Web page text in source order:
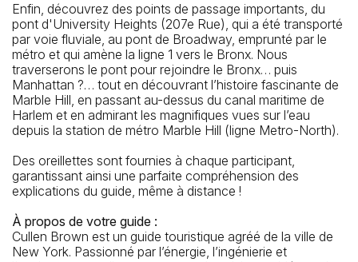
Enfin, découvrez des points de passage importants, du
pont d'University Heights (207e Rue), qui a été transporté
par voie fluviale, au pont de Broadway, emprunté par le
métro et qui amène la ligne 1 vers le Bronx. Nous
traverserons le pont pour rejoindre le Bronx… puis
Manhattan ?… tout en découvrant l’histoire fascinante de
Marble Hill, en passant au-dessus du canal maritime de
Harlem et en admirant les magnifiques vues sur l’eau
depuis la station de métro Marble Hill (ligne Metro-North).
Des oreillettes sont fournies à chaque participant,
garantissant ainsi une parfaite compréhension des
explications du guide, même à distance !
À propos de votre guide :
Cullen Brown est un guide touristique agréé de la ville de
New York. Passionné par l’énergie, l’ingénierie et